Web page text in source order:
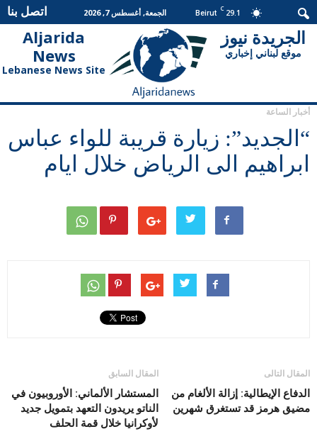
29.1
C
Beirut الجمعة, أغسطس 7, 2026 اتصل بنا
Aljarida
News
Lebanese News Site
الجريدة
نيوز
الجريدة نيوز
موقع لبناني إخباري
أخبار الساعة
“الجديد”: زيارة قريبة للواء عباس
ابراهيم الى الرياض خلال ايام
المقال السابق
المستشار الألماني: الأوروبيون في
الناتو يريدون التعهد بتمويل جديد
لأوكرانيا خلال قمة الحلف
المقال التالى
الدفاع الإيطالية: إزالة الألغام من
مضيق هرمز قد تستغرق شهرين